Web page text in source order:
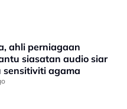
ahli perniagaan
siasatan audio siar
sensitiviti agama